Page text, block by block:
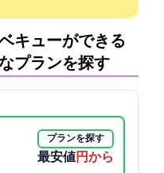
キューができる
プランを探す
プランを探す
最安値5000円から